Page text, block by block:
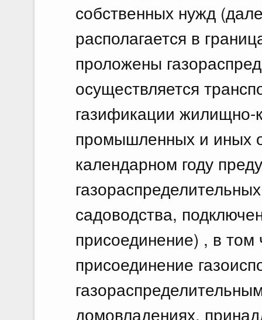
собственных нужд
располагается в
проложены
осуществляется
газификации жилищно-
промышленных и иных
календарном году
садоводства,
присоединение) , в том
присоединение
домовладениях,